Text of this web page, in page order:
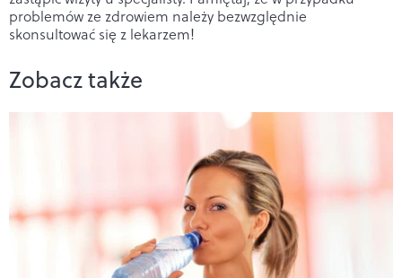
problemów ze zdrowiem należy bezwzględnie
skonsultować się z lekarzem!
Zobacz także